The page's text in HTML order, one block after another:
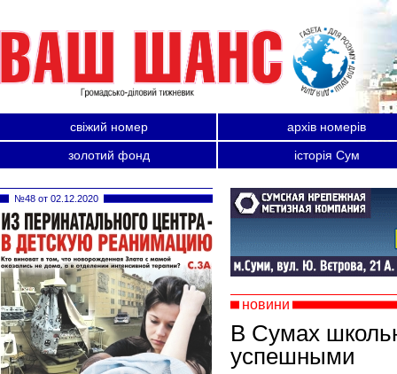
свіжий номер
архів номерів
золотий фонд
історія Сум
новини
В Сумах
успешными
№48 от 02.12.2020